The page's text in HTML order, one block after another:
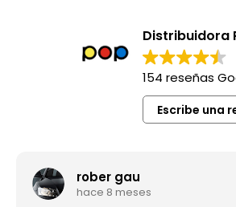
Distribuidora
154 reseñas
Escribe una
rober gau
hace 8 meses